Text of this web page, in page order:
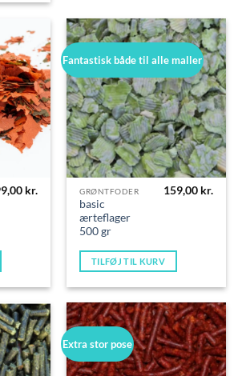
kr.
Fantastisk både til alle maller
GRØNTFODER
basic
ærteflager
500 gr
159,00 kr.
TILFØJ TIL KURV
Extra stor pose